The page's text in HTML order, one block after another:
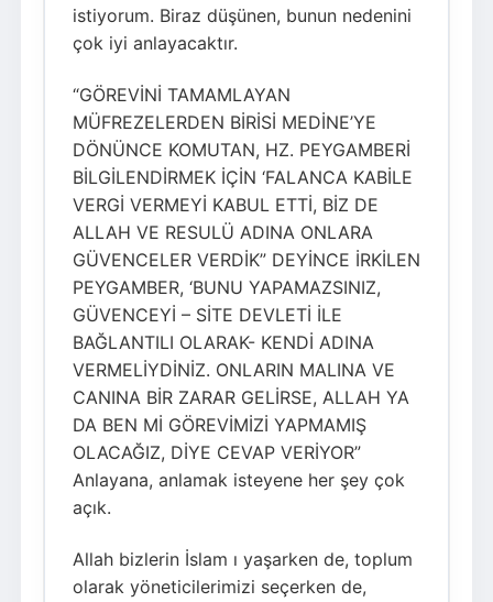
istiyorum. Biraz düşünen, bunun nedenini
çok iyi anlayacaktır.
“GÖREVİNİ TAMAMLAYAN
MÜFREZELERDEN BİRİSİ MEDİNE’YE
DÖNÜNCE KOMUTAN, HZ. PEYGAMBERİ
BİLGİLENDİRMEK İÇİN ‘FALANCA KABİLE
VERGİ VERMEYİ KABUL ETTİ, BİZ DE
ALLAH VE RESULÜ ADINA ONLARA
GÜVENCELER VERDİK” DEYİNCE İRKİLEN
PEYGAMBER, ‘BUNU YAPAMAZSINIZ,
GÜVENCEYİ – SİTE DEVLETİ İLE
BAĞLANTILI OLARAK- KENDİ ADINA
VERMELİYDİNİZ. ONLARIN MALINA VE
CANINA BİR ZARAR GELİRSE, ALLAH YA
DA BEN Mİ GÖREVİMİZİ YAPMAMIŞ
OLACAĞIZ, DİYE CEVAP VERİYOR”
Anlayana, anlamak isteyene her şey çok
açık.
Allah bizlerin İslam ı yaşarken de, toplum
olarak yöneticilerimizi seçerken de,